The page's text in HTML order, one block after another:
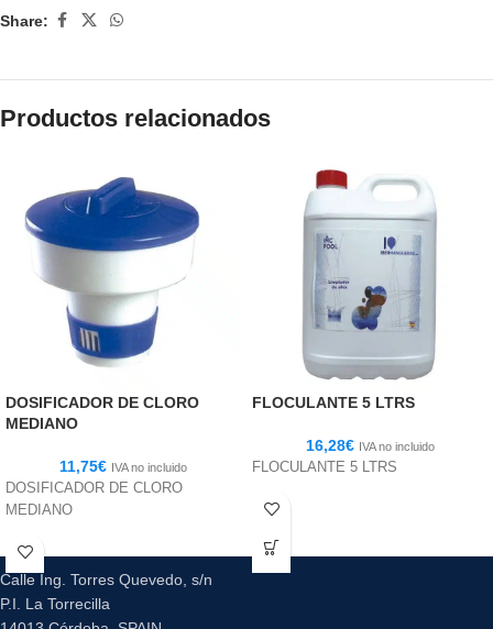
Share:
Productos relacionados
DOSIFICADOR DE CLORO
MEDIANO
11,75€ IVA no incluido
DOSIFICADOR DE CLORO
MEDIANO
FLOCULANTE 5 LTRS
16,28€ IVA no incluido
FLOCULANTE 5 LTRS
Calle Ing. Torres Quevedo, s/n
P.I. La Torrecilla